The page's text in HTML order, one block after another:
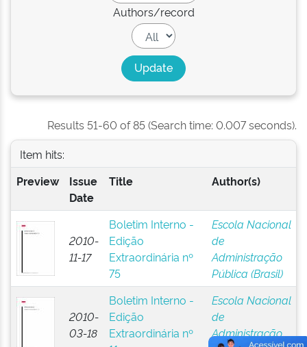
Authors/record
Results 51-60 of 85 (Search time: 0.007 seconds).
Item hits:
Preview
Issue
Date
Title Author(s)
2010-
11-17
Boletim Interno -
Edição
Extraordinária nº
75
Escola Nacional
de
Administração
Pública (Brasil)
2010-
03-18
Boletim Interno -
Edição
Extraordinária nº
Escola Nacional
de
Administração